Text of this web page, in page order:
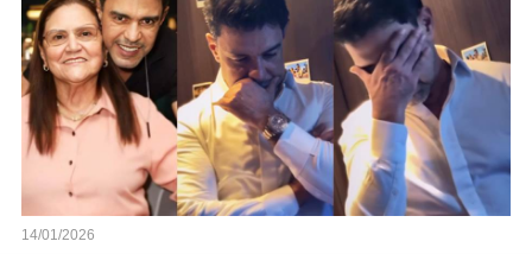
14/01/2026